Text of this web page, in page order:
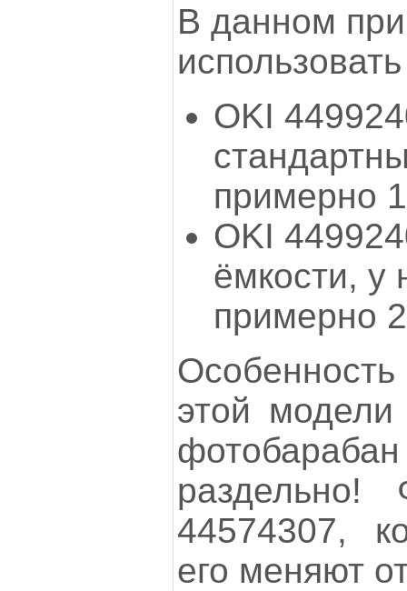
В данном
OKI
примерно
OKI
ёмкости, у
примерно
этой
раздельно!
44574307,
его меняют